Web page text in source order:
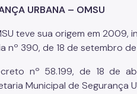
URBANA – OMSU
teve sua origem em 2009,
nº 390, de 18 de setembro
nº 58.199, de 18 de
Municipal de Segurança